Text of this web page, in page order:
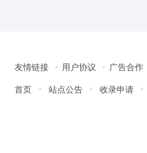
友情链接 用户协议 广告合作
首页
站点公告 收录申请